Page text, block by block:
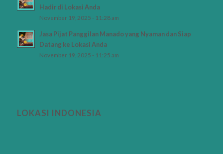
Hadir di Lokasi Anda
November 19, 2025 - 11:28 am
Jasa Pijat Panggilan Manado yang Nyaman dan Siap
Datang ke Lokasi Anda
November 19, 2025 - 11:25 am
LOKASI INDONESIA